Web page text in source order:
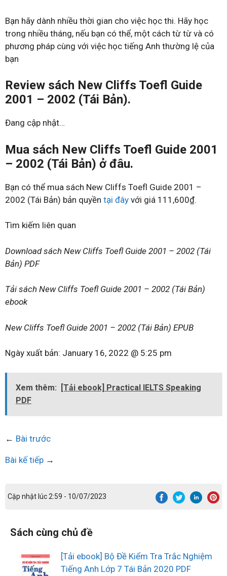
Bạn hãy dành nhiều thời gian cho việc học thi. Hãy học
trong nhiều tháng, nếu bạn có thể, một cách từ từ và có
phương pháp cùng với việc học tiếng Anh thường lệ của
bạn
Review sách New Cliffs Toefl Guide
2001 – 2002 (Tái Bản).
Đang cập nhật…
Mua sách New Cliffs Toefl Guide 2001
– 2002 (Tái Bản) ở đâu.
Bạn có thể mua sách New Cliffs Toefl Guide 2001 –
2002 (Tái Bản) bản quyền tại đây với giá 111,600₫.
Tìm kiếm liên quan
Download sách New Cliffs Toefl Guide 2001 – 2002 (Tái
Bản) PDF
Tải sách New Cliffs Toefl Guide 2001 – 2002 (Tái Bản)
ebook
New Cliffs Toefl Guide 2001 – 2002 (Tái Bản) EPUB
Ngày xuất bản: January 16, 2022 @ 5:25 pm
Xem thêm:
[Tải ebook] Practical IELTS Speaking
PDF
← Bài trước
Bài kế tiếp →
Cập nhật lúc 2:59 - 10/07/2023
Sách cùng chủ đề
[Tải ebook] Bộ Đề Kiểm Tra Trắc Nghiệm
Tiếng Anh Lớp 7 Tái Bản 2020 PDF